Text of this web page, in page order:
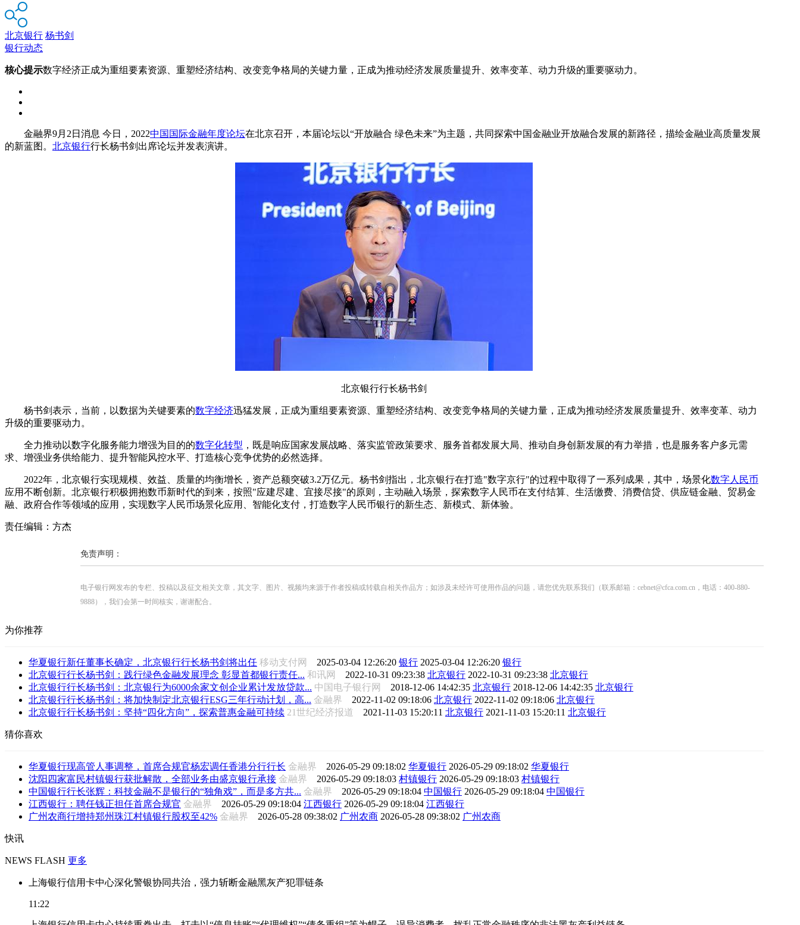
北京银行 杨书剑
银行动态
核心提示数字经济正成为重组要素资源、重塑经济结构、改变竞争格局的关键力量，正成为推动经济发展质量提升、效率变革、动力升级的重要驱动力。
金融界9月2日消息 今日，2022中国国际金融年度论坛在北京召开，本届论坛以“开放融合 绿色未来”为主题，共同探索中国金融业开放融合发展的新路径，描绘金融业高质量发展
的新蓝图。 北京银行行长杨书剑出席论坛并发表演讲。
北京银行行长杨书剑
杨书剑表示，当前，以数据为关键要素的数字经济迅猛发展，正成为重组要素资源、重塑经济结构、改变竞争格局的关键力量，正成为推动经济发展质量提升、效率变革、动力
升级的重要驱动力。
全力推动以数字化服务能力增强为目的的数字化转型 ，既是响应国家发展战略、落实监管政策要求、服务首都发展大局、推动自身创新发展的有力举措，也是服务客户多元需
求、增强业务供给能力、提升智能风控水平、打造核心竞争优势的必然选择。
2022年，北京银行实现规模、效益、质量的均衡增长，资产总额突破3.2万亿元。杨书剑指出，北京银行在打造"数字京行"的过程中取得了一系列成果，其中，场景化数字人民币
应用不断创新。北京银行积极拥抱数币新时代的到来，按照"应建尽建、宜接尽接"的原则，主动融入场景，探索数字人民币在支付结算、生活缴费、消费信贷、供应链金融、贸易金
融、政府合作等领域的应用，实现数字人民币场景化应用、智能化支付，打造数字人民币银行的新生态、新模式、新体验。
责任编辑：方杰
免责声明：
电子银行网发布的专栏、投稿以及征文相关文章，其文字、图片、视频均来源于作者投稿或转载自相关作品方；如涉及未经许可使用作品的问题，请您优先联系我们（联系邮箱：cebnet@cfca.com.cn，电话：400-880-
9888），我们会第一时间核实，谢谢配合。
为你推荐
华夏银行新任董事长确定，北京银行行长杨书剑将出任 移动支付网 2025-03-04 12:26:20 银行 2025-03-04 12:26:20 银行
北京银行行长杨书剑：践行绿色金融发展理念 彰显首都银行责任... 和讯网 2022-10-31 09:23:38 北京银行 2022-10-31 09:23:38 北京银行
北京银行行长杨书剑：北京银行为6000余家文创企业累计发放贷款... 中国电子银行网 2018-12-06 14:42:35 北京银行 2018-12-06 14:42:35 北京银行
北京银行行长杨书剑：将加快制定北京银行ESG三年行动计划，高... 金融界 2022-11-02 09:18:06 北京银行 2022-11-02 09:18:06 北京银行
北京银行行长杨书剑：坚持“四化方向”，探索普惠金融可持续 21世纪经济报道 2021-11-03 15:20:11 北京银行 2021-11-03 15:20:11 北京银行
猜你喜欢
华夏银行现高管人事调整，首席合规官杨宏调任香港分行行长 金融界 2026-05-29 09:18:02 华夏银行 2026-05-29 09:18:02 华夏银行
沈阳四家富民村镇银行获批解散，全部业务由盛京银行承接 金融界 2026-05-29 09:18:03 村镇银行 2026-05-29 09:18:03 村镇银行
中国银行行长张辉：科技金融不是银行的“独角戏”，而是多方共... 金融界 2026-05-29 09:18:04 中国银行 2026-05-29 09:18:04 中国银行
江西银行：聘任钱正担任首席合规官 金融界 2026-05-29 09:18:04 江西银行 2026-05-29 09:18:04 江西银行
广州农商行增持郑州珠江村镇银行股权至42% 金融界 2026-05-28 09:38:02 广州农商 2026-05-28 09:38:02 广州农商
快讯
NEWS FLASH 更多
上海银行信用卡中心深化警银协同共治，强力斩断金融黑灰产犯罪链条
11:22